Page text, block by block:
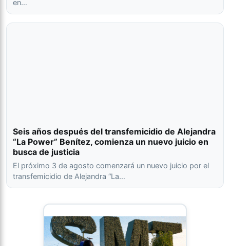
en…
Seis años después del transfemicidio de Alejandra
“La Power” Benítez, comienza un nuevo juicio en
busca de justicia
El próximo 3 de agosto comenzará un nuevo juicio por el
transfemicidio de Alejandra “La…